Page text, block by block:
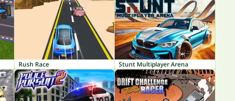
Rush Race Stunt Multiplayer Arena